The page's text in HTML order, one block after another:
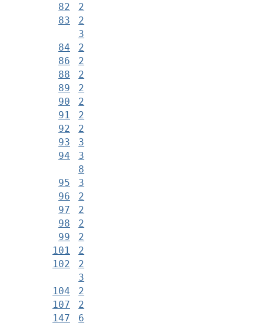
82
2
83
2
3
84
2
86
2
88
2
89
2
90
2
91
2
92
2
93
3
94
3
8
95
3
96
2
97
2
98
2
99
2
101
2
102
2
3
104
2
107
2
147
6